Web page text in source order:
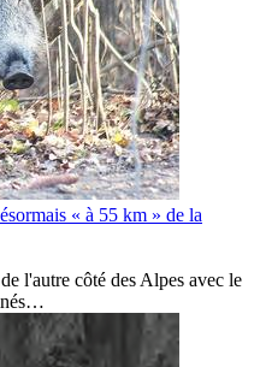
« à 55 km » de la
l'autre côté des Alpes avec le